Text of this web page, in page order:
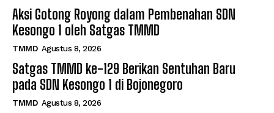
Aksi Gotong Royong dalam Pembenahan SDN
Kesongo 1 oleh Satgas TMMD
TMMD Agustus 8, 2026
Satgas TMMD ke-129 Berikan Sentuhan Baru
pada SDN Kesongo 1 di Bojonegoro
TMMD Agustus 8, 2026